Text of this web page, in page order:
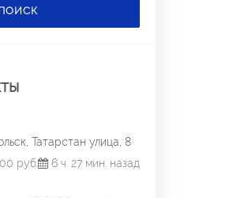
Татарстан улица, 8
руб.
6 ч. 27 мин. назад